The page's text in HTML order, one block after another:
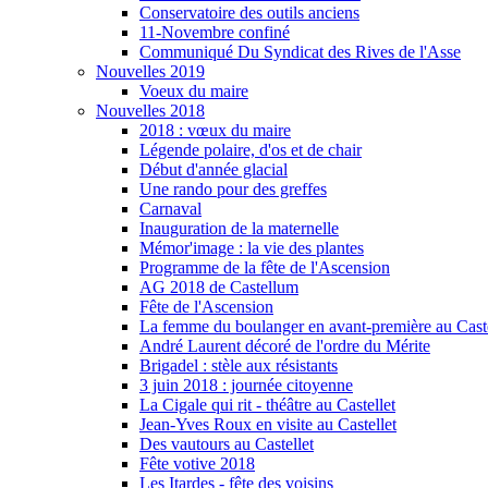
Conservatoire des outils anciens
11-Novembre confiné
Communiqué Du Syndicat des Rives de l'Asse
Nouvelles 2019
Voeux du maire
Nouvelles 2018
2018 : vœux du maire
Légende polaire, d'os et de chair
Début d'année glacial
Une rando pour des greffes
Carnaval
Inauguration de la maternelle
Mémor'image : la vie des plantes
Programme de la fête de l'Ascension
AG 2018 de Castellum
Fête de l'Ascension
La femme du boulanger en avant-première au
André Laurent décoré de l'ordre du Mérite
Brigadel : stèle aux résistants
3 juin 2018 : journée citoyenne
La Cigale qui rit - théâtre au Castellet
Jean-Yves Roux en visite au Castellet
Des vautours au Castellet
Fête votive 2018
Les Itardes - fête des voisins